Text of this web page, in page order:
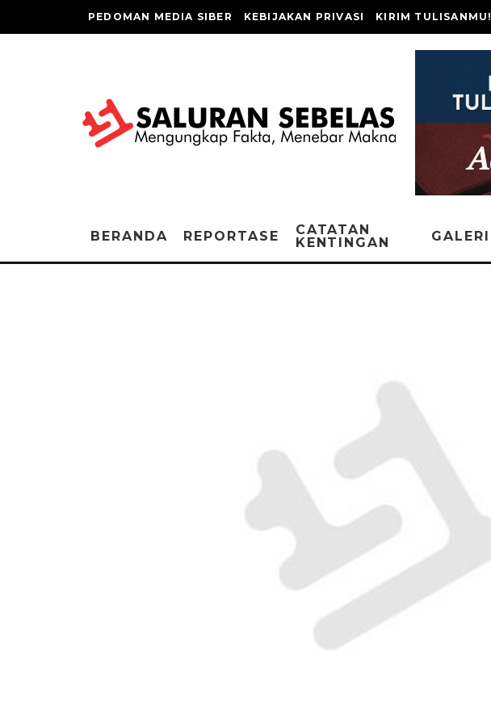
PEDOMAN MEDIA SIBER KEBIJAKAN PRIVASI KIRIM TULISANMU!
BERANDA REPORTASE
CATATAN
KENTINGAN
GALERI